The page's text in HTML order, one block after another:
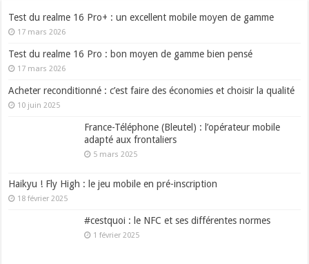
Test du realme 16 Pro+ : un excellent mobile moyen de gamme
17 mars 2026
Test du realme 16 Pro : bon moyen de gamme bien pensé
17 mars 2026
Acheter reconditionné : c’est faire des économies et choisir la qualité
10 juin 2025
France-Téléphone (Bleutel) : l’opérateur mobile
adapté aux frontaliers
5 mars 2025
Haikyu ! Fly High : le jeu mobile en pré-inscription
18 février 2025
#cestquoi : le NFC et ses différentes normes
1 février 2025